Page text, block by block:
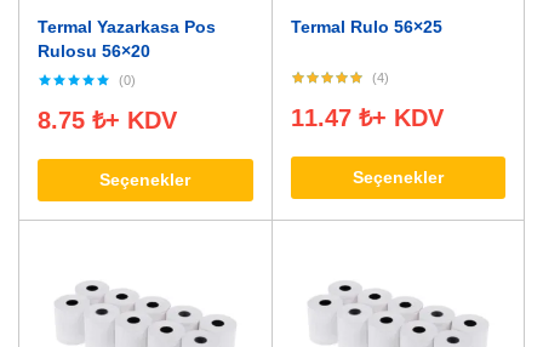
Termal Yazarkasa Pos
Rulosu 56×20
(0)
8.75 ₺+ KDV
Seçenekler
Termal Rulo 56×25
(4)
11.47 ₺+ KDV
Seçenekler